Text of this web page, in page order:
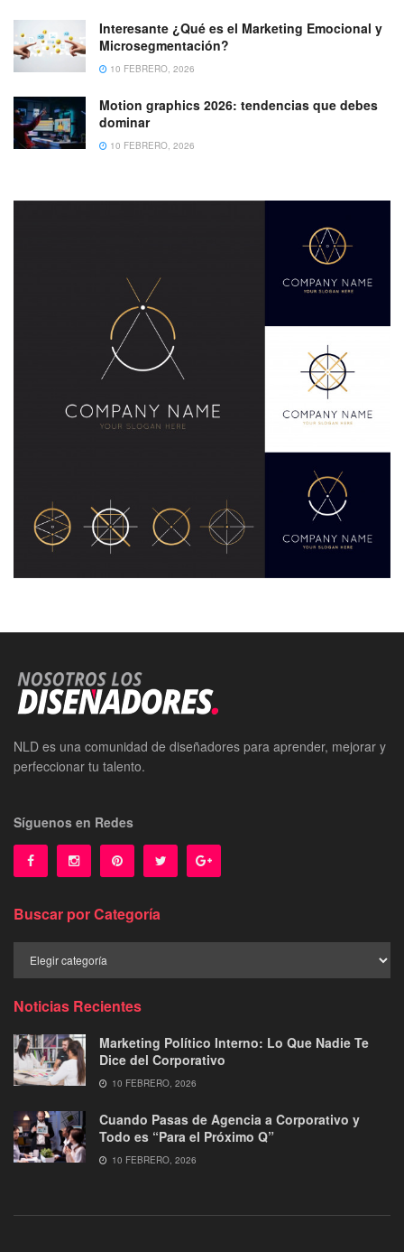
Interesante ¿Qué es el Marketing Emocional y
Microsegmentación?
10 FEBRERO, 2026
Motion graphics 2026: tendencias que debes
dominar
10 FEBRERO, 2026
NLD es una comunidad de diseñadores para aprender, mejorar y
perfeccionar tu talento.
Síguenos en Redes
Buscar por Categoría
por
Noticias Recientes
Marketing Político Interno: Lo Que Nadie Te
Dice del Corporativo
10 FEBRERO, 2026
Cuando Pasas de Agencia a Corporativo y
Todo es “Para el Próximo Q”
10 FEBRERO, 2026